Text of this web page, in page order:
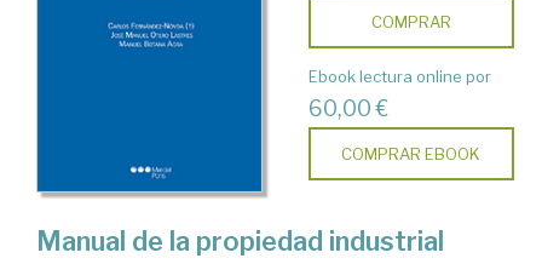
COMPRAR
Ebook lectura online por
60,00 €
COMPRAR EBOOK
Manual de la propiedad industrial